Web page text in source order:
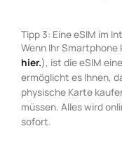
Tipp 3: Eine eSIM im
Wenn Ihr
hier.), ist die eSIM
ermöglicht es Ihnen,
physische Karte
müssen. Alles wird
sofort.